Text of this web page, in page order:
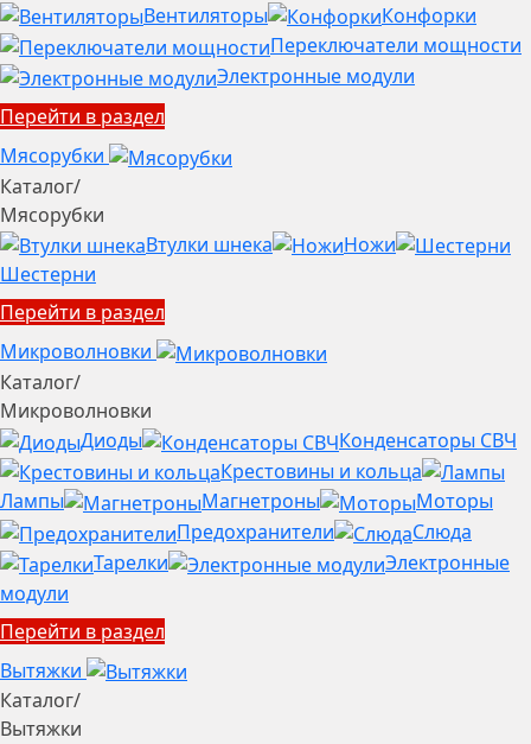
Вентиляторы
Конфорки
Переключатели мощности
Электронные модули
Перейти в раздел
Мясорубки
Каталог/
Мясорубки
Втулки шнека
Ножи
Шестерни
Перейти в раздел
Микроволновки
Каталог/
Микроволновки
Диоды
Конденсаторы СВЧ
Крестовины и кольца
Лампы
Магнетроны
Моторы
Предохранители
Слюда
Тарелки
Электронные
модули
Перейти в раздел
Вытяжки
Каталог/
Вытяжки